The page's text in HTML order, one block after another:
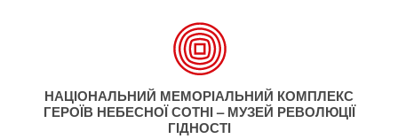
НАЦІОНАЛЬНИЙ МЕМОРІАЛЬНИЙ КОМПЛЕКС
ГЕРОЇВ НЕБЕСНОЇ СОТНІ – МУЗЕЙ РЕВОЛЮЦІЇ
ГІДНОСТІ